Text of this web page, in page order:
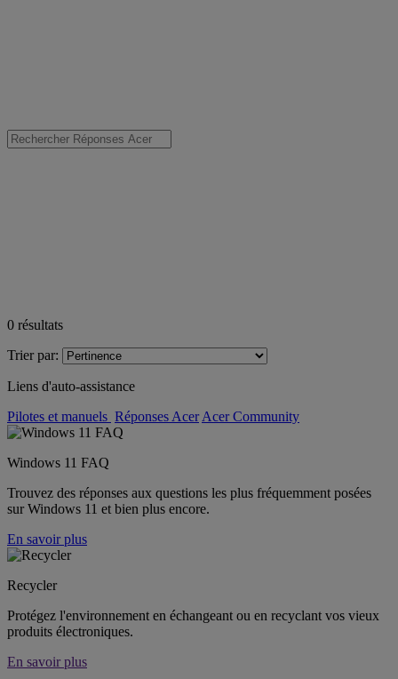
0 résultats
Trier par:
Liens d'auto-assistance
Pilotes et manuels Réponses Acer Acer Community
Windows 11 FAQ
Trouvez des réponses aux questions les plus fréquemment posées
sur Windows 11 et bien plus encore.
En savoir plus
Recycler
Protégez l'environnement en échangeant ou en recyclant vos vieux
produits électroniques.
En savoir plus